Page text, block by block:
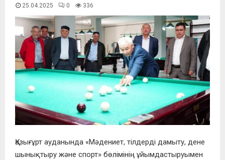
25.04.2025 0 336
Қазығұрт ауданында «Мәдениет, тілдерді дамыту, дене
шынықтыру және спорт» бөлімінің ұйымдастыруымен